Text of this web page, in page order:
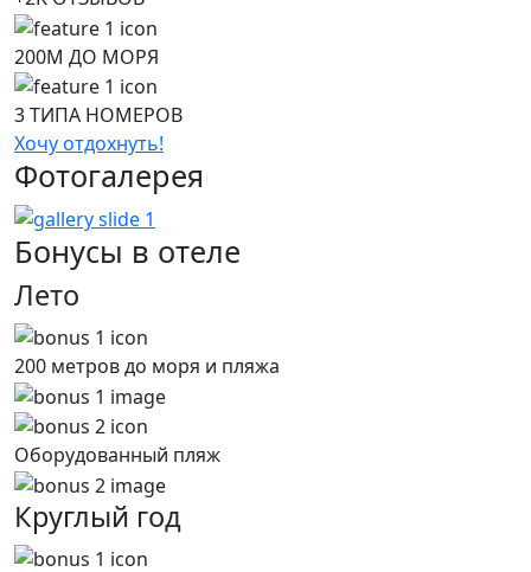
200М ДО МОРЯ
3 ТИПА НОМЕРОВ
Хочу отдохнуть!
Фотогалерея
Бонусы в отеле
Лето
200 метров до моря и пляжа
Оборудованный пляж
Круглый год